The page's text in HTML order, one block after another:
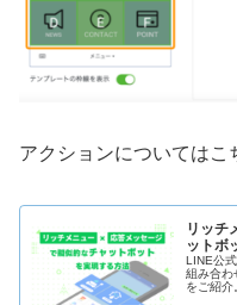
アクションについてはこ
リッチ
ットボ
LINE公
組み合わ
をご紹介